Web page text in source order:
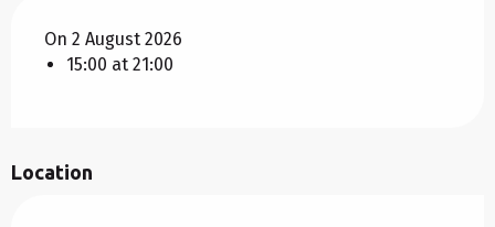
On 2 August 2026
15:00 at 21:00
Location